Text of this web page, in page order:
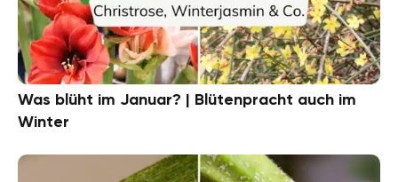
Was blüht im Januar? | Blütenpracht auch im
Winter